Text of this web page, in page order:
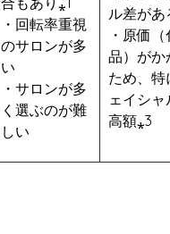
・回転率重視
のサロンが多
い
・サロンが多
く選ぶのが難
しい
ル差があ
・原価（
品）がか
ため、特
ェイシャ
高額⁎3